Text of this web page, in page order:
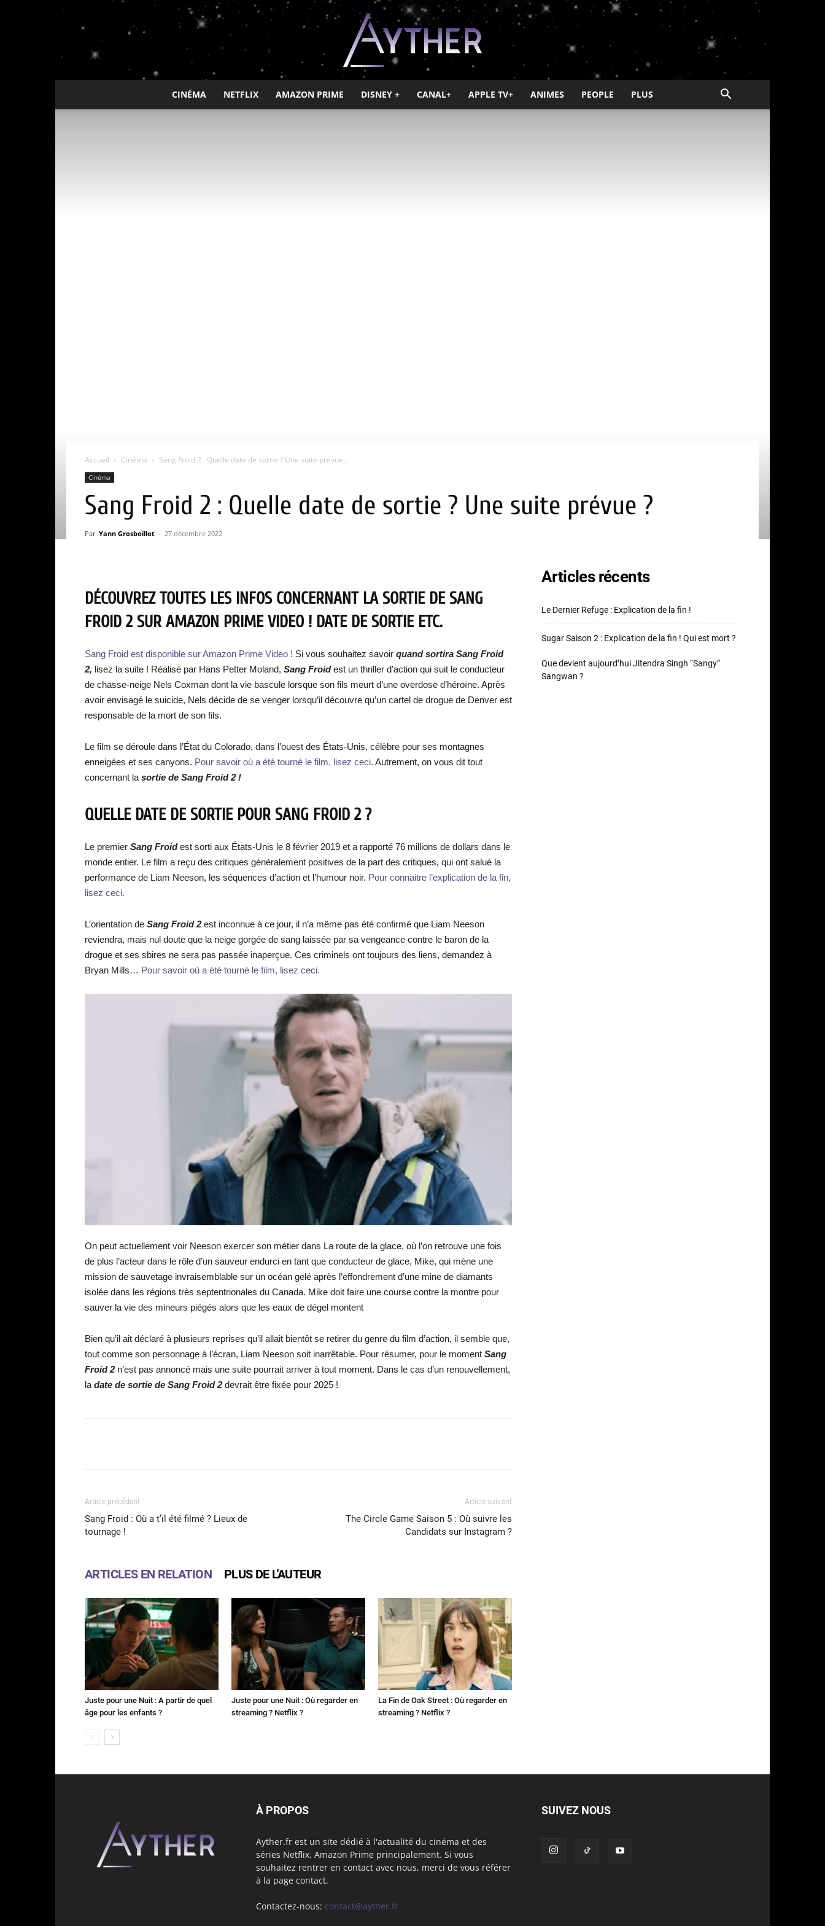
Ayther
CINÉMA NETFLIX AMAZON PRIME DISNEY + CANAL+ APPLE TV+ ANIMES PEOPLE PLUS
Accueil Cinéma Sang Froid 2 : Quelle date de sortie ? Une suite prévue...
Cinéma
Sang Froid 2 : Quelle date de sortie ? Une suite prévue ?
Par Yann Grosboillot - 27 décembre 2022
DÉCOUVREZ TOUTES LES INFOS CONCERNANT LA SORTIE DE SANG
FROID 2 SUR AMAZON PRIME VIDEO ! DATE DE SORTIE ETC.
Sang Froid est disponible sur Amazon Prime Video ! Si vous souhaitez savoir quand sortira Sang Froid
2, lisez la suite ! Réalisé par Hans Petter Moland, Sang Froidest un thriller d’action qui suit le conducteur
de chasse-neige Nels Coxman dont la vie bascule lorsque son fils meurt d’une overdose d’héroïne. Après
avoir envisagé le suicide, Nels décide de se venger lorsqu’il découvre qu’un cartel de drogue de Denver est
responsable de la mort de son fils.
Le film se déroule dans l’État du Colorado, dans l’ouest des États-Unis, célèbre pour ses montagnes
enneigées et ses canyons. Pour savoir où a été tourné le film, lisez ceci. Autrement, on vous dit tout
concernant la sortie de Sang Froid 2 !
QUELLE DATE DE SORTIE POUR SANG FROID 2 ?
Le premier Sang Froidest sorti aux États-Unis le 8 février 2019 et a rapporté 76 millions de dollars dans le
monde entier. Le film a reçu des critiques généralement positives de la part des critiques, qui ont salué la
performance de Liam Neeson, les séquences d’action et l’humour noir. Pour connaitre l’explication de la fin,
lisez ceci.
L’orientation de Sang Froid 2est inconnue à ce jour, il n’a même pas été confirmé que Liam Neeson
reviendra, mais nul doute que la neige gorgée de sang laissée par sa vengeance contre le baron de la
drogue et ses sbires ne sera pas passée inaperçue. Ces criminels ont toujours des liens, demandez à
Bryan Mills… Pour savoir où a été tourné le film, lisez ceci.
On peut actuellement voir Neeson exercer son métier dans La route de la glace, où l’on retrouve une fois
de plus l’acteur dans le rôle d’un sauveur endurci en tant que conducteur de glace, Mike, qui mène une
mission de sauvetage invraisemblable sur un océan gelé après l’effondrement d’une mine de diamants
isolée dans les régions très septentrionales du Canada. Mike doit faire une course contre la montre pour
sauver la vie des mineurs piégés alors que les eaux de dégel montent
Bien qu’il ait déclaré à plusieurs reprises qu’il allait bientôt se retirer du genre du film d’action, il semble que,
tout comme son personnage à l’écran, Liam Neeson soit inarrêtable. Pour résumer, pour le moment Sang
Froid 2n’est pas annoncé mais une suite pourrait arriver à tout moment. Dans le cas d’un renouvellement,
la date de sortie de Sang Froid 2devrait être fixée pour 2025 !
Article précédent
Sang Froid : Où a t’il été filmé ? Lieux de
tournage !
Article suivant
The Circle Game Saison 5 : Où suivre les
Candidats sur Instagram ?
ARTICLES EN RELATION PLUS DE L'AUTEUR
Juste pour une Nuit : A partir de quel
âge pour les enfants ?
Juste pour une Nuit : Où regarder en
streaming ? Netflix ?
La Fin de Oak Street : Où regarder en
streaming ? Netflix ?
Articles récents
Le Dernier Refuge : Explication de la fin !
Sugar Saison 2 : Explication de la fin ! Qui est mort ?
Que devient aujourd’hui Jitendra Singh “Sangy”
Sangwan ?
À PROPOS
Ayther.fr est un site dédié à l'actualité du cinéma et des
séries Netflix, Amazon Prime principalement. Si vous
souhaitez rentrer en contact avec nous, merci de vous référer
à la page contact.
Contactez-nous: contact@ayther.fr
SUIVEZ NOUS